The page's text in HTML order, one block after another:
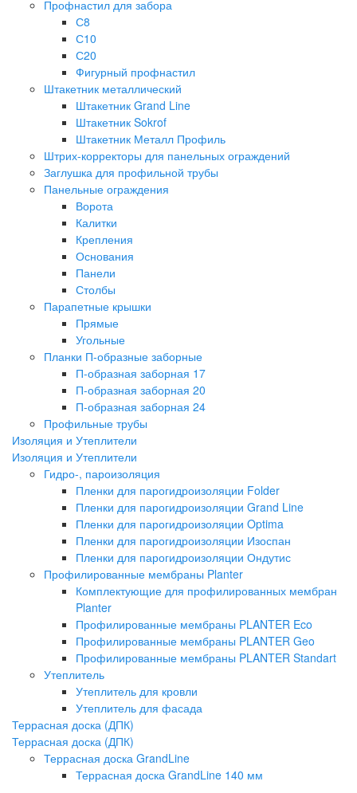
Профнастил для забора
С8
С10
С20
Фигурный профнастил
Штакетник металлический
Штакетник Grand Line
Штакетник Sokrof
Штакетник Металл Профиль
Штрих-корректоры для панельных ограждений
Заглушка для профильной трубы
Панельные ограждения
Ворота
Калитки
Крепления
Основания
Панели
Столбы
Парапетные крышки
Прямые
Угольные
Планки П-образные заборные
П-образная заборная 17
П-образная заборная 20
П-образная заборная 24
Профильные трубы
Изоляция и Утеплители
Изоляция и Утеплители
Гидро-, пароизоляция
Пленки для парогидроизоляции Folder
Пленки для парогидроизоляции Grand Line
Пленки для парогидроизоляции Optima
Пленки для парогидроизоляции Изоспан
Пленки для парогидроизоляции Ондутис
Профилированные мембраны Planter
Комплектующие для профилированных мембран
Planter
Профилированные мембраны PLANTER Eco
Профилированные мембраны PLANTER Geo
Профилированные мембраны PLANTER Standart
Утеплитель
Утеплитель для кровли
Утеплитель для фасада
Террасная доска (ДПК)
Террасная доска (ДПК)
Террасная доска GrandLine
Террасная доска GrandLine 140 мм